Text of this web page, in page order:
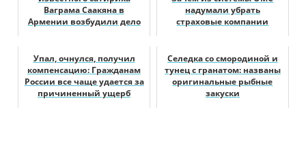
Ваграма Саакяна в
Армении возбудили дело
надумали убрать
страховые компании
Упал, очнулся, получил
компенсацию: Гражданам
России все чаще удается за
причиненный ущерб
Селедка со смородиной и
тунец с гранатом: названы
оригинальные рыбные
закуски